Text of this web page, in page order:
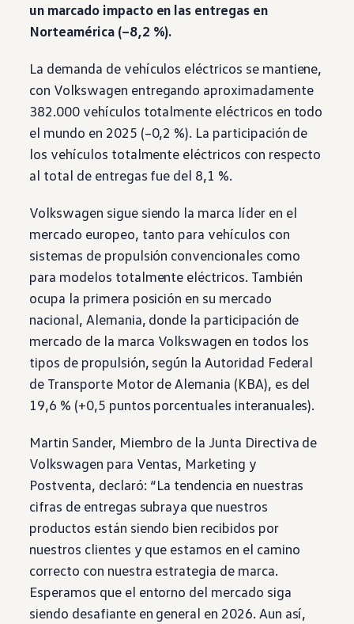
un marcado impacto en las entregas en
Norteamérica (–8,2 %).
La demanda de vehículos eléctricos se mantiene,
con Volkswagen entregando aproximadamente
382.000 vehículos totalmente eléctricos en todo
el mundo en 2025 (–0,2 %). La participación de
los vehículos totalmente eléctricos con respecto
al total de entregas fue del 8,1 %.
Volkswagen sigue siendo la marca líder en el
mercado europeo, tanto para vehículos con
sistemas de propulsión convencionales como
para modelos totalmente eléctricos. También
ocupa la primera posición en su mercado
nacional, Alemania, donde la participación de
mercado de la marca Volkswagen en todos los
tipos de propulsión, según la Autoridad Federal
de Transporte Motor de Alemania (KBA), es del
19,6 % (+0,5 puntos porcentuales interanuales).
Martin Sander, Miembro de la Junta Directiva de
Volkswagen para Ventas, Marketing y
Postventa, declaró: “La tendencia en nuestras
cifras de entregas subraya que nuestros
productos están siendo bien recibidos por
nuestros clientes y que estamos en el camino
correcto con nuestra estrategia de marca.
Esperamos que el entorno del mercado siga
siendo desafiante en general en 2026. Aun así,